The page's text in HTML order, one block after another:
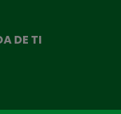
DE TI